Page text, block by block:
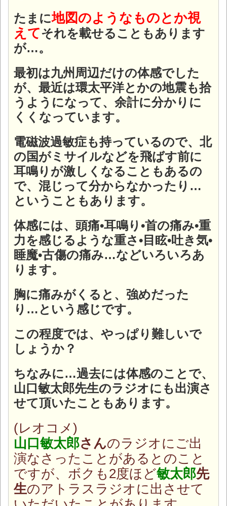
たまに地図のようなものとか視
えてそれを載せることもあります
が…。
最初は九州周辺だけの体感でした
が、最近は環太平洋とかの地震も拾
うようになって、余計に分かりに
くくなっています。
電磁波過敏症も持っているので、北
の国がミサイルなどを飛ばす前に
耳鳴りが激しくなることもあるの
で、混じって分からなかったり…
ということもあります。
体感には、頭痛•耳鳴り•首の痛み•重
力を感じるような重さ•目眩•吐き気•
睡魔•古傷の痛み…などいろいろあ
ります。
胸に痛みがくると、強めだった
り…という感じです。
この程度では、やっぱり難しいで
しょうか？
ちなみに…過去には体感のことで、
山口敏太郎先生のラジオにも出演さ
せて頂いたこともあります。
(レオコメ)
山口敏太郎さんのラジオにご出
演なさったことがあるとのこと
ですが、ボクも2度ほど敏太郎先
生のアトラスラジオに出させて